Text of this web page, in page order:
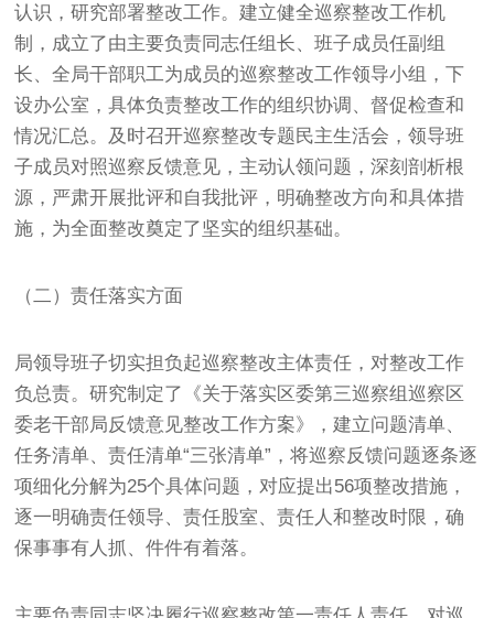
认识，研究部署整改工作。建立健全巡察整改工作机
制，成立了由主要负责同志任组长、班子成员任副组
长、全局干部职工为成员的巡察整改工作领导小组，下
设办公室，具体负责整改工作的组织协调、督促检查和
情况汇总。及时召开巡察整改专题民主生活会，领导班
子成员对照巡察反馈意见，主动认领问题，深刻剖析根
源，严肃开展批评和自我批评，明确整改方向和具体措
施，为全面整改奠定了坚实的组织基础。
（二）责任落实方面
局领导班子切实担负起巡察整改主体责任，对整改工作
负总责。研究制定了《关于落实区委第三巡察组巡察区
委老干部局反馈意见整改工作方案》，建立问题清单、
任务清单、责任清单“三张清单”，将巡察反馈问题逐条逐
项细化分解为25个具体问题，对应提出56项整改措施，
逐一明确责任领导、责任股室、责任人和整改时限，确
保事事有人抓、件件有着落。